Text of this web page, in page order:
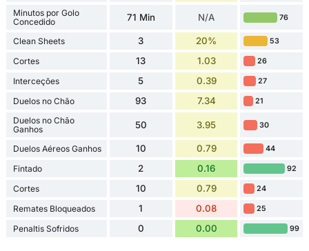
Minutos por Golo
Concedido
71 Min N/A 76
Clean Sheets 3 20% 53
Cortes 13 1.03 26
Interceções 5 0.39 27
Duelos no Chão 93 7.34 21
Duelos no Chão
Ganhos
50 3.95 30
Duelos Aéreos Ganhos 10 0.79 44
Fintado 2 0.16 92
Cortes 10 0.79 24
Remates Bloqueados 1 0.08 25
Penaltis Sofridos 0 0.00 99